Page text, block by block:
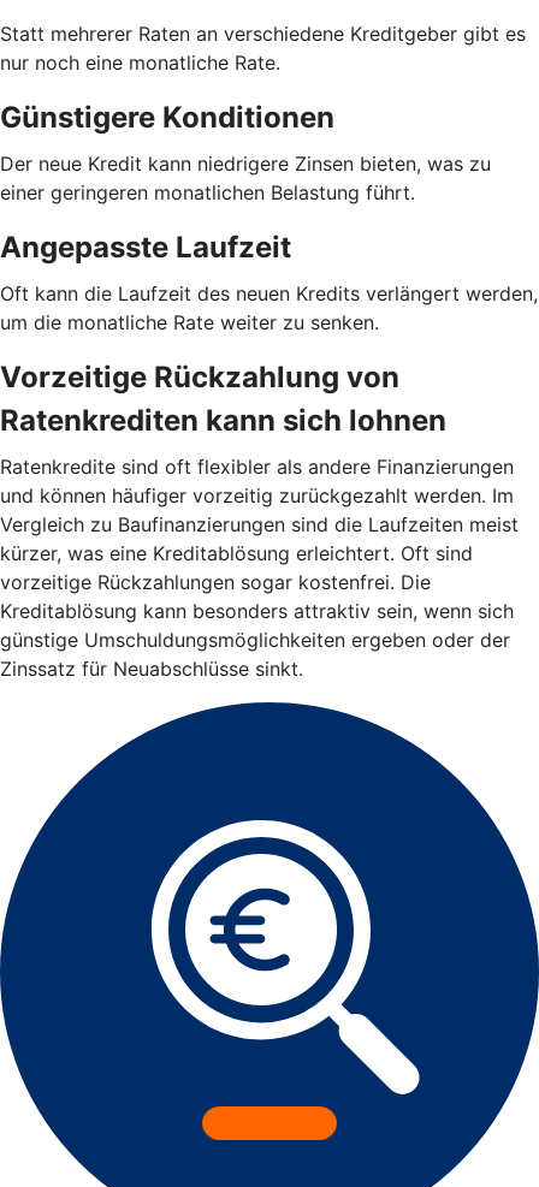
Statt mehrerer Raten an verschiedene Kreditgeber gibt es
nur noch eine monatliche Rate.
Günstigere Konditionen
Der neue Kredit kann niedrigere Zinsen bieten, was zu
einer geringeren monatlichen Belastung führt.
Angepasste Laufzeit
Oft kann die Laufzeit des neuen Kredits verlängert werden,
um die monatliche Rate weiter zu senken.
Vorzeitige Rückzahlung von
Ratenkrediten kann sich lohnen
Ratenkredite sind oft flexibler als andere Finanzierungen
und können häufiger vorzeitig zurückgezahlt werden. Im
Vergleich zu Baufinanzierungen sind die Laufzeiten meist
kürzer, was eine Kreditablösung erleichtert. Oft sind
vorzeitige Rückzahlungen sogar kostenfrei. Die
Kreditablösung kann besonders attraktiv sein, wenn sich
günstige Umschuldungsmöglichkeiten ergeben oder der
Zinssatz für Neuabschlüsse sinkt.